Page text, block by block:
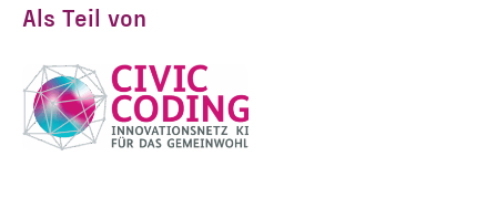
Als Teil von